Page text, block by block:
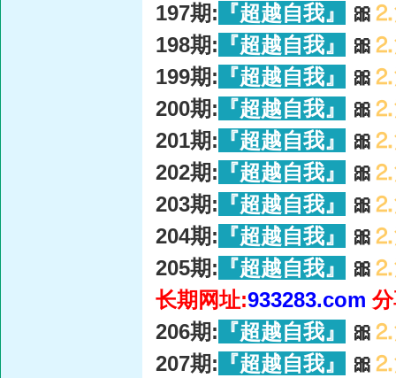
197期: 『超越自我』 🎀 ⒉
198期: 『超越自我』 🎀 ⒉
199期: 『超越自我』 🎀 ⒉
200期: 『超越自我』 🎀 ⒉
201期: 『超越自我』 🎀 ⒉
202期: 『超越自我』 🎀 ⒉
203期: 『超越自我』 🎀 ⒉
204期: 『超越自我』 🎀 ⒉
205期: 『超越自我』 🎀 ⒉
长期网址:933283.com
206期: 『超越自我』 🎀 ⒉
207期: 『超越自我』 🎀 ⒉